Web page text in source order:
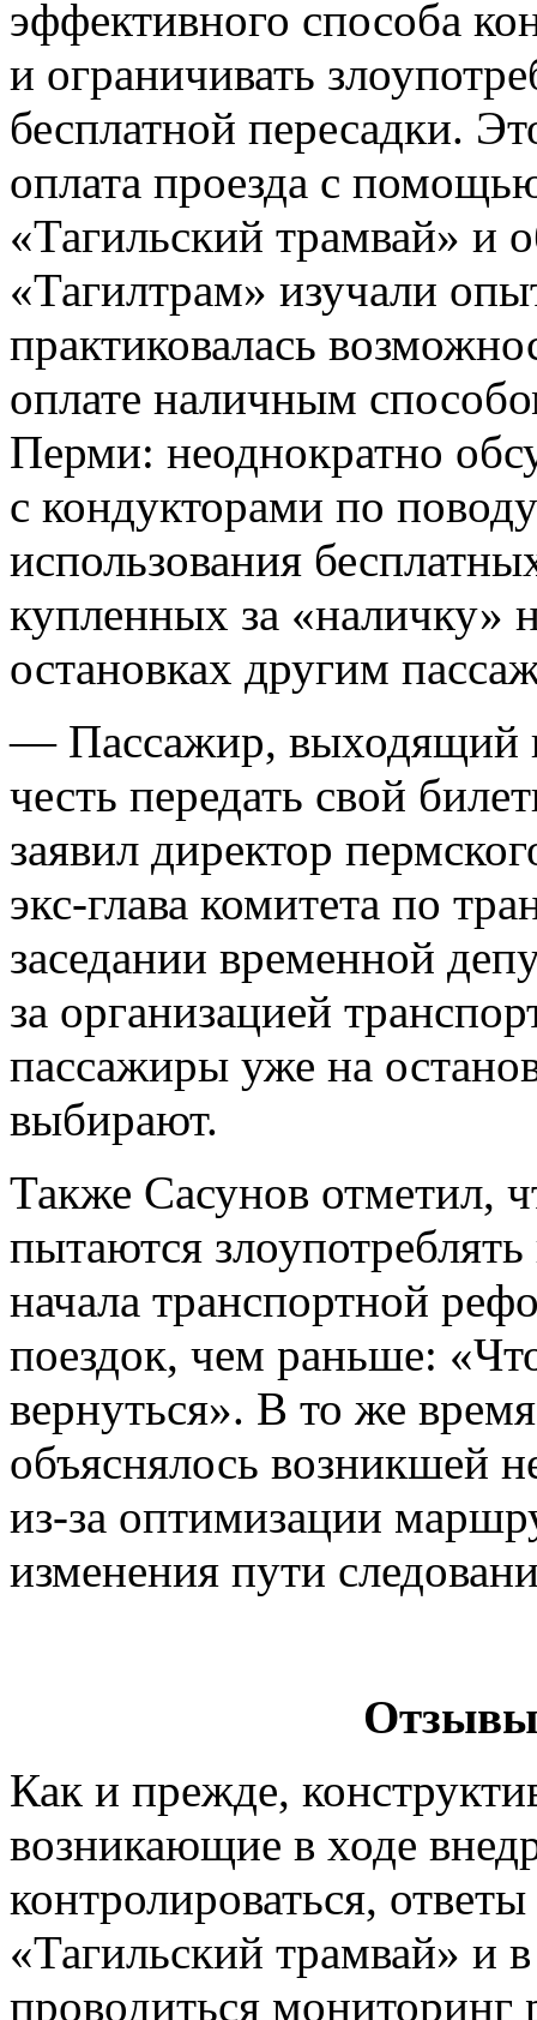
эффективного способа
и ограничивать
бесплатной пересадки.
оплата проезда с
«Тагильский трамвай» и
«Тагилтрам» изучали
практиковалась
оплате наличным
Перми: неоднократно
с кондукторами по
использования
купленных за «наличку»
остановках другим
— Пассажир, выходящий
честь передать свой
заявил директор
экс-глава комитета по
заседании временной
за организацией
пассажиры уже на
выбирают.
Также Сасунов отметил,
пытаются
начала транспортной
поездок, чем раньше:
вернуться». В то же
объяснялось возникшей
из-за оптимизации
изменения пути
Отзывы
Как и прежде,
возникающие в ходе
контролироваться,
«Тагильский трамвай» и
проводиться